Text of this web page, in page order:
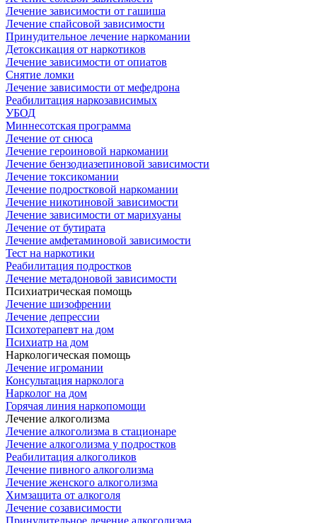
Лечение зависимости от гашиша
Лечение спайсовой зависимости
Принудительное лечение наркомании
Детоксикация от наркотиков
Лечение зависимости от опиатов
Снятие ломки
Лечение зависимости от мефедрона
Реабилитация наркозависимых
УБОД
Миннесотская программа
Лечение от снюса
Лечение героиновой наркомании
Лечение бензодиазепиновой зависимости
Лечение токсикомании
Лечение подростковой наркомании
Лечение никотиновой зависимости
Лечение зависимости от марихуаны
Лечение от бутирата
Лечение амфетаминовой зависимости
Тест на наркотики
Реабилитация подростков
Лечение метадоновой зависимости
Психиатрическая помощь
Лечение шизофрении
Лечение депрессии
Психотерапевт на дом
Психиатр на дом
Наркологическая помощь
Лечение игромании
Консультация нарколога
Нарколог на дом
Горячая линия наркопомощи
Лечение алкоголизма
Лечение алкоголизма в стационаре
Лечение алкоголизма у подростков
Реабилитация алкоголиков
Лечение пивного алкоголизма
Лечение женского алкоголизма
Химзащита от алкоголя
Лечение созависимости
Принудительное лечение алкоголизма